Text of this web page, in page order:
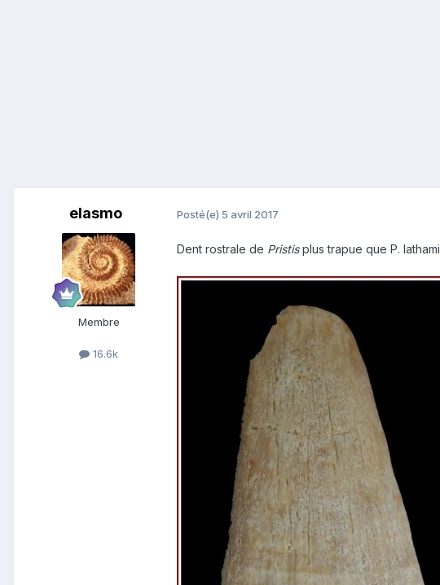
elasmo
Membre
16.6k
Posté(e) 5 avril 2017
Dent rostrale de Pristisplus trapue que P. lathami